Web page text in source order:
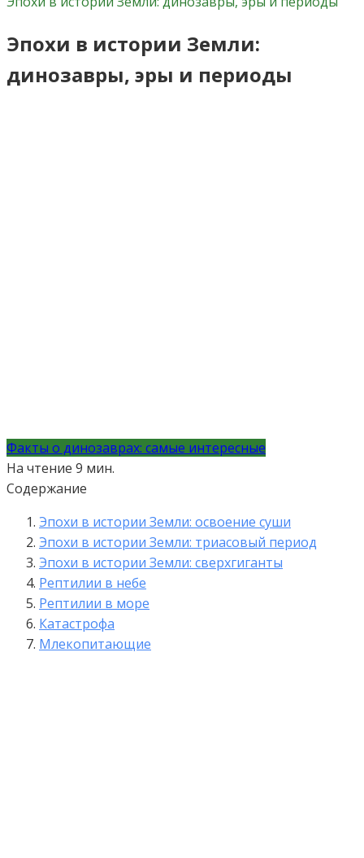
Эпохи в истории Земли:
динозавры, эры и периоды
Факты о динозаврах: самые интересные
На чтение 9 мин.
Содержание
Эпохи в истории Земли: освоение суши
Эпохи в истории Земли: триасовый период
Эпохи в истории Земли: сверхгиганты
Рептилии в небе
Рептилии в море
Катастрофа
Млекопитающие